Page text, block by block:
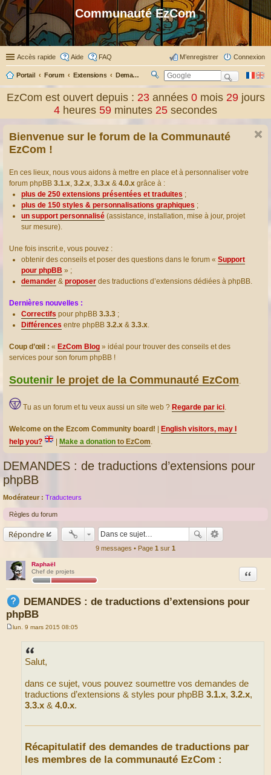
Communauté EzCom
Accès rapide Aide FAQ Connexion
M’enregistrer
Portail Forum Extensions Demander ou proposer des traductions d’extensions
ec
er
EzCom est ouvert depuis : 23 années0 mois29 jours
4 heures 59 minutes 26 secondes
Bienvenue sur le forum de la Communauté
EzCom !
En ces lieux, nous vous aidons à mettre en place et à personnaliser votre
forum phpBB 3.1.x, 3.2.x, 3.3.x & 4.0.x grâce à :
plus de 250 extensions présentées et traduites ;
plus de 150 styles & personnalisations graphiques ;
un support personnalisé (assistance, installation, mise à jour, projet
sur mesure).
Une fois inscrit.e, vous pouvez :
obtenir des conseils et poser des questions dans le forum « Support
pour phpBB » ;
demander & proposer des traductions d’extensions dédiées à phpBB.
Dernières nouvelles :
Correctifs pour phpBB 3.3.3 ;
Différences entre phpBB 3.2.x & 3.3.x.
Coup d’œil : « EzCom Blog » idéal pour trouver des conseils et des
services pour son forum phpBB !
Soutenir le projet de la Communauté EzCom.
Tu as un forum et tu veux aussi un site web ? Regarde par ici.
Welcome on the Ezcom Community board!
English visitors, may I
help you?
Make a donation to EzCom.
DEMANDES : de traductions d’extensions pour
phpBB
Modérateur : Traducteurs
Règles du forum
Répondre
9 messages • Page 1 sur 1
Raphaël
Chef de projets
DEMANDES : de traductions d’extensions pour
phpBB
Citation
lun. 9 mars 2015 08:05
Salut,
dans ce sujet, vous pouvez soumettre vos demandes de
traductions d’extensions & styles pour phpBB 3.1.x, 3.2.x,
3.3.x & 4.0.x.
Récapitulatif des demandes de traductions par
les membres de la communauté EzCom :